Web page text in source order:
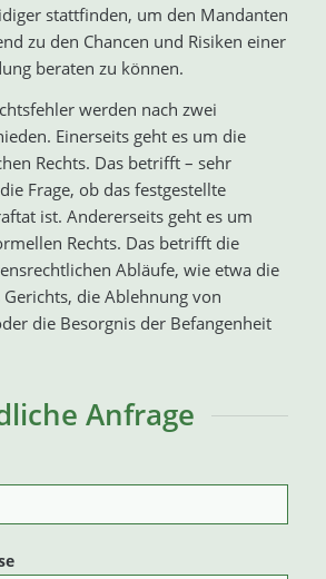
stattfinden, um den Mandanten
zu den Chancen und Risiken einer
beraten zu können.
werden nach zwei
Einerseits geht es um die
Rechts. Das betrifft – sehr
Frage, ob das festgestellte
ist. Andererseits geht es um
Rechts. Das betrifft die
Abläufe, wie etwa die
die Ablehnung von
die Besorgnis der Befangenheit
Anfrage